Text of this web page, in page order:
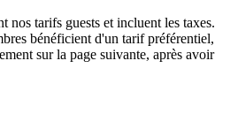
nos tarifs guests et incluent les taxes.
bénéficient d'un tarif préférentiel,
sur la page suivante, après avoir